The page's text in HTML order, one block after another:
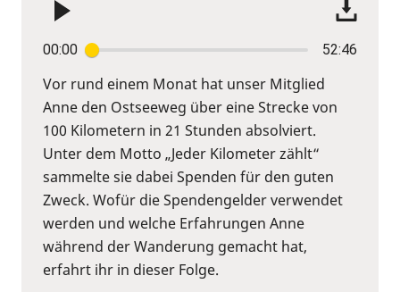
00:00 52:46
Vor rund einem Monat hat unser Mitglied
Anne den Ostseeweg über eine Strecke von
100 Kilometern in 21 Stunden absolviert.
Unter dem Motto „Jeder Kilometer zählt“
sammelte sie dabei Spenden für den guten
Zweck. Wofür die Spendengelder verwendet
werden und welche Erfahrungen Anne
während der Wanderung gemacht hat,
erfahrt ihr in dieser Folge.